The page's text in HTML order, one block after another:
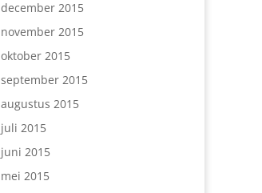
december 2015
november 2015
oktober 2015
september 2015
augustus 2015
juli 2015
juni 2015
mei 2015